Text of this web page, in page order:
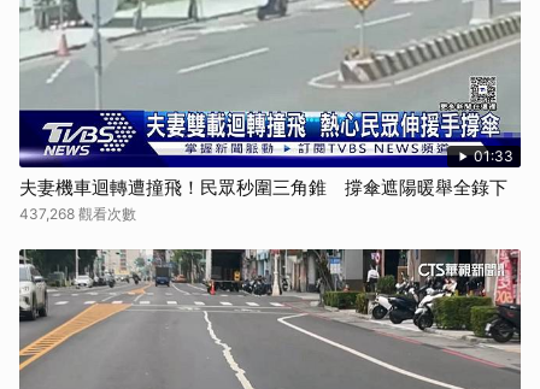
01:33
夫妻機車迴轉遭撞飛！民眾秒圍三角錐 撐傘遮陽暖舉全錄下
437,268 觀看次數